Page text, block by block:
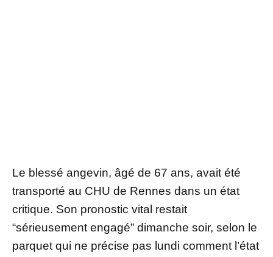
Le blessé angevin, âgé de 67 ans, avait été
transporté au CHU de Rennes dans un état
critique. Son pronostic vital restait
“sérieusement engagé” dimanche soir, selon le
parquet qui ne précise pas lundi comment l’état